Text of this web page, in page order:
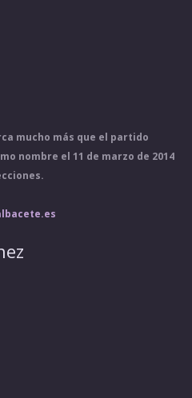
mucho más que el partido
nombre el 11 de marzo de 2014